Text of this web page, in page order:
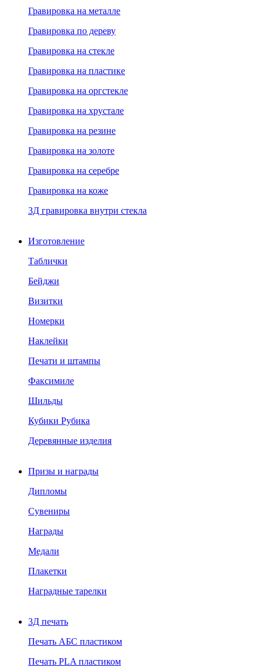
Гравировка на металле
Гравировка по дереву
Гравировка на стекле
Гравировка на пластике
Гравировка на оргстекле
Гравировка на хрустале
Гравировка на резине
Гравировка на золоте
Гравировка на серебре
Гравировка на коже
3Д гравировка внутри стекла
Изготовление
Таблички
Бейджи
Визитки
Номерки
Наклейки
Печати и штампы
Факсимиле
Шильды
Кубики Рубика
Деревянные изделия
Призы и награды
Дипломы
Сувениры
Награды
Медали
Плакетки
Наградные тарелки
3Д печать
Печать АБС пластиком
Печать PLA пластиком